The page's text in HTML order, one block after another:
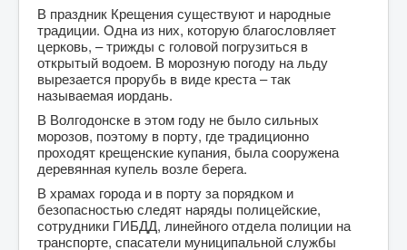
В праздник Крещения существуют и народные
традиции. Одна из них, которую благословляет
церковь, – трижды с головой погрузиться в
открытый водоем. В морозную погоду на льду
вырезается прорубь в виде креста – так
называемая иордань.
В Волгодонске в этом году не было сильных
морозов, поэтому в порту, где традиционно
проходят крещенские купания, была сооружена
деревянная купель возле берега.
В храмах города и в порту за порядком и
безопасностью следят наряды полицейские,
сотрудники ГИБДД, линейного отдела полиции на
транспорте, спасатели муниципальной службы